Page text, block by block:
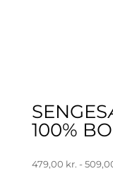
100%
479,00 kr. -